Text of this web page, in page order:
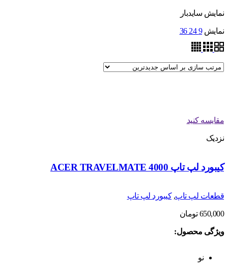
نمایش سایدبار
نمایش 9
24
36
مقایسه کنید
نزدیک
کیبورد لپ تاپ ACER TRAVELMATE 4000
قطعات لپ تاپ,کیبورد لپ تاپ
650,000 تومان
ویژگی محصول:
نو